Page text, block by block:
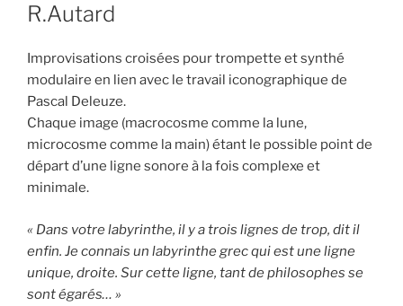
R.Autard
Improvisations croisées pour trompette et synthé
modulaire en lien avec le travail iconographique de
Pascal Deleuze.
Chaque image (macrocosme comme la lune,
microcosme comme la main) étant le possible point de
départ d’une ligne sonore à la fois complexe et
minimale.
« Dans votre labyrinthe, il y a trois lignes de trop, dit il
enfin. Je connais un labyrinthe grec qui est une ligne
unique, droite. Sur cette ligne, tant de philosophes se
sont égarés… »